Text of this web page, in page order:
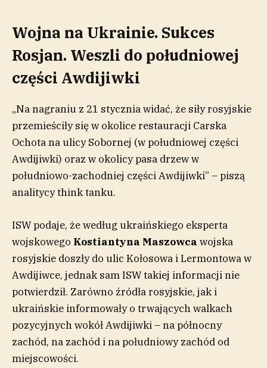
Wojna na Ukrainie. Sukces
Rosjan. Weszli do południowej
części Awdijiwki
„Na nagraniu z 21 stycznia widać, że siły rosyjskie
przemieściły się w okolice restauracji Carska
Ochota na ulicy Sobornej (w południowej części
Awdijiwki) oraz w okolicy pasa drzew w
południowo-zachodniej części Awdijiwki” – piszą
analitycy think tanku.
ISW podaje, że według ukraińskiego eksperta
wojskowego Kostiantyna Maszowca wojska
rosyjskie doszły do ulic Kołosowa i Lermontowa w
Awdijiwce, jednak sam ISW takiej informacji nie
potwierdził. Zarówno źródła rosyjskie, jak i
ukraińskie informowały o trwających walkach
pozycyjnych wokół Awdijiwki – na północny
zachód, na zachód i na południowy zachód od
miejscowości.